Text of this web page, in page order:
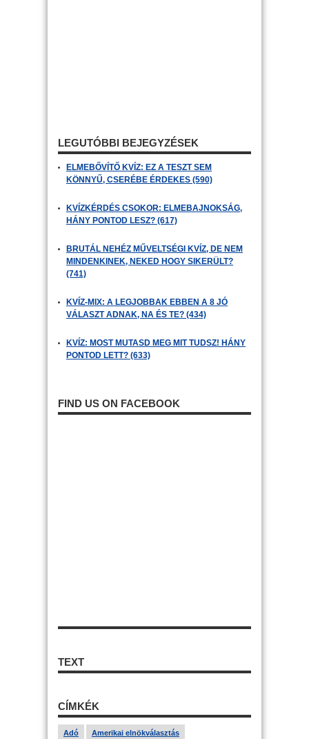
LEGUTÓBBI BEJEGYZÉSEK
ELMEBŐVÍTŐ KVÍZ: EZ A TESZT SEM
KÖNNYŰ, CSERÉBE ÉRDEKES (590)
KVÍZKÉRDÉS CSOKOR: ELMEBAJNOKSÁG,
HÁNY PONTOD LESZ? (617)
BRUTÁL NEHÉZ MŰVELTSÉGI KVÍZ, DE NEM
MINDENKINEK, NEKED HOGY SIKERÜLT?
(741)
KVÍZ-MIX: A LEGJOBBAK EBBEN A 8 JÓ
VÁLASZT ADNAK, NA ÉS TE? (434)
KVÍZ: MOST MUTASD MEG MIT TUDSZ! HÁNY
PONTOD LETT? (633)
FIND US ON FACEBOOK
TEXT
CÍMKÉK
Adó Amerikai elnökválasztás